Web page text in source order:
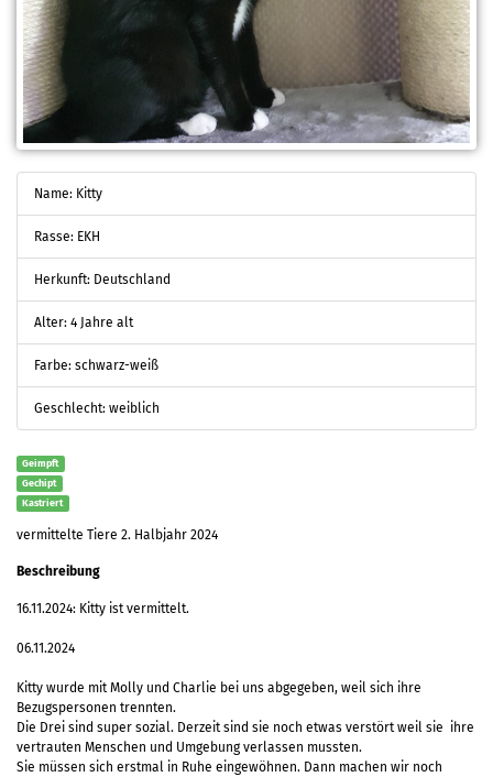
Name: Kitty
Rasse: EKH
Herkunft: Deutschland
Alter: 4 Jahre alt
Farbe: schwarz-weiß
Geschlecht: weiblich
Geimpft
Gechipt
Kastriert
vermittelte Tiere 2. Halbjahr 2024
Beschreibung
16.11.2024: Kitty ist vermittelt.
06.11.2024
Kitty wurde mit Molly und Charlie bei uns abgegeben, weil sich ihre
Bezugspersonen trennten.
Die Drei sind super sozial. Derzeit sind sie noch etwas verstört weil sie ihre
vertrauten Menschen und Umgebung verlassen mussten.
Sie müssen sich erstmal in Ruhe eingewöhnen. Dann machen wir noch